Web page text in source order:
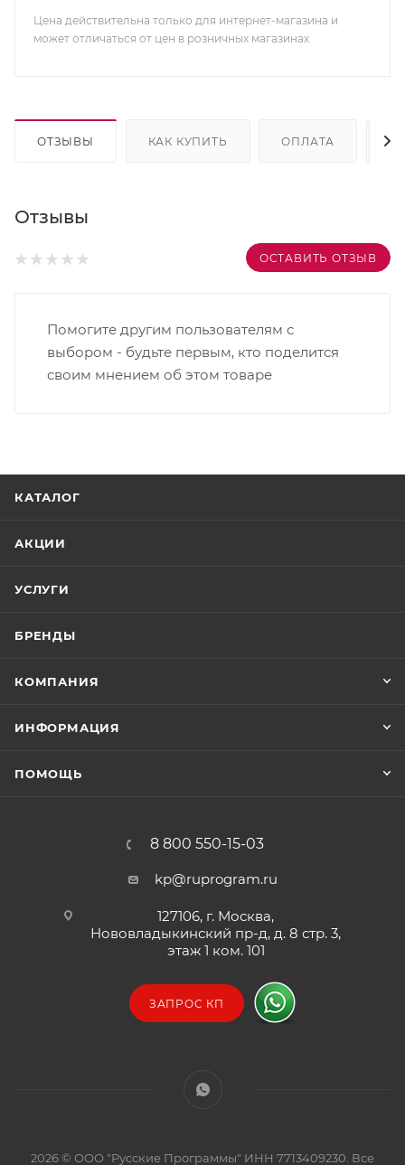
Цена действительна только для интернет-магазина и
может отличаться от цен в розничных магазинах
ОТЗЫВЫ КАК КУПИТЬ ОПЛАТА
Отзывы
ОСТАВИТЬ ОТЗЫВ
Помогите другим пользователям с
выбором - будьте первым, кто поделится
своим мнением об этом товаре
КАТАЛОГ
АКЦИИ
УСЛУГИ
БРЕНДЫ
КОМПАНИЯ
ИНФОРМАЦИЯ
ПОМОЩЬ
8 800 550-15-03
kp@ruprogram.ru
127106, г. Москва,
Нововладыкинский пр-д, д. 8 стр. 3,
этаж 1 ком. 101
ЗАПРОС КП
2026 © ООО "Русские Программы" ИНН 7713409230. Все